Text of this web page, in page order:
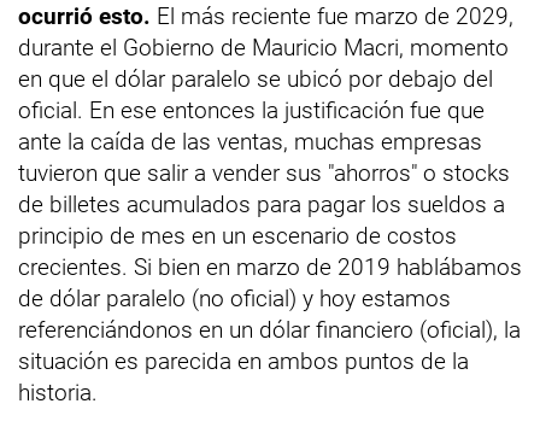
ocurrió esto. El más reciente fue marzo de 2029,
durante el Gobierno de Mauricio Macri, momento
en que el dólar paralelo se ubicó por debajo del
oficial. En ese entonces la justificación fue que
ante la caída de las ventas, muchas empresas
tuvieron que salir a vender sus "ahorros" o stocks
de billetes acumulados para pagar los sueldos a
principio de mes en un escenario de costos
crecientes. Si bien en marzo de 2019 hablábamos
de dólar paralelo (no oficial) y hoy estamos
referenciándonos en un dólar financiero (oficial), la
situación es parecida en ambos puntos de la
historia.